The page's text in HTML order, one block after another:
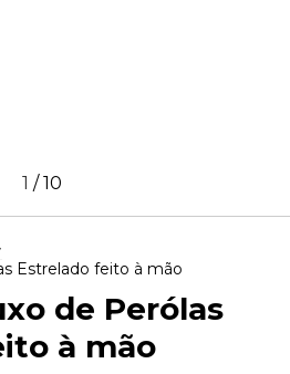
1 /10
Estrelado feito à mão
de Perólas
à mão